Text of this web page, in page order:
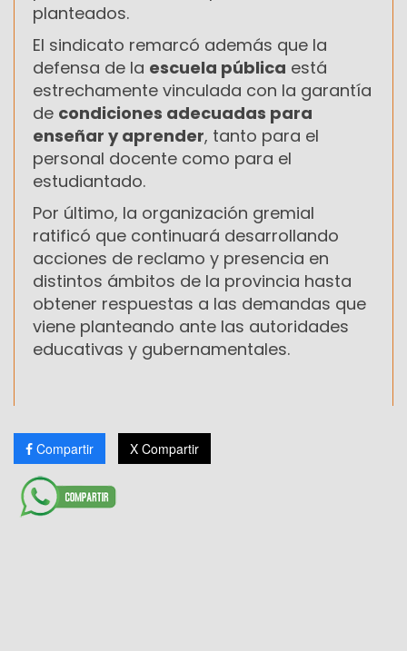
planteados.
El sindicato remarcó además que la
defensa de la escuela pública está
estrechamente vinculada con la garantía
de condiciones adecuadas para
enseñar y aprender, tanto para el
personal docente como para el
estudiantado.
Por último, la organización gremial
ratificó que continuará desarrollando
acciones de reclamo y presencia en
distintos ámbitos de la provincia hasta
obtener respuestas a las demandas que
viene planteando ante las autoridades
educativas y gubernamentales.
Compartir X Compartir